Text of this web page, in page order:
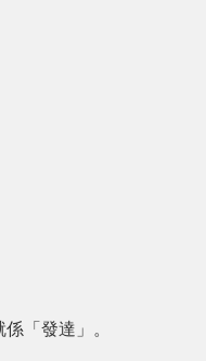
「發達」。